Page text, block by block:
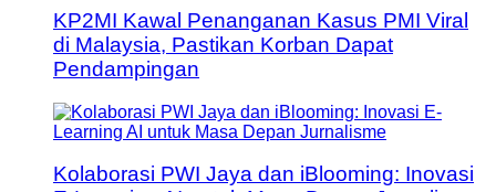
KP2MI Kawal Penanganan Kasus PMI Viral
di Malaysia, Pastikan Korban Dapat
Pendampingan
Kolaborasi PWI Jaya dan iBlooming: Inovasi